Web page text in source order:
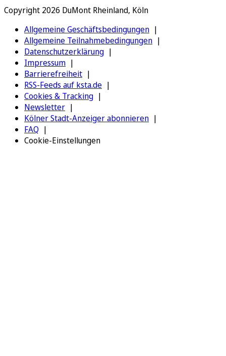
Copyright 2026 DuMont Rheinland, Köln
Allgemeine Geschäftsbedingungen
Allgemeine Teilnahmebedingungen
Datenschutzerklärung
Impressum
Barrierefreiheit
RSS-Feeds auf ksta.de
Cookies & Tracking
Newsletter
Kölner Stadt-Anzeiger abonnieren
FAQ
Cookie-Einstellungen